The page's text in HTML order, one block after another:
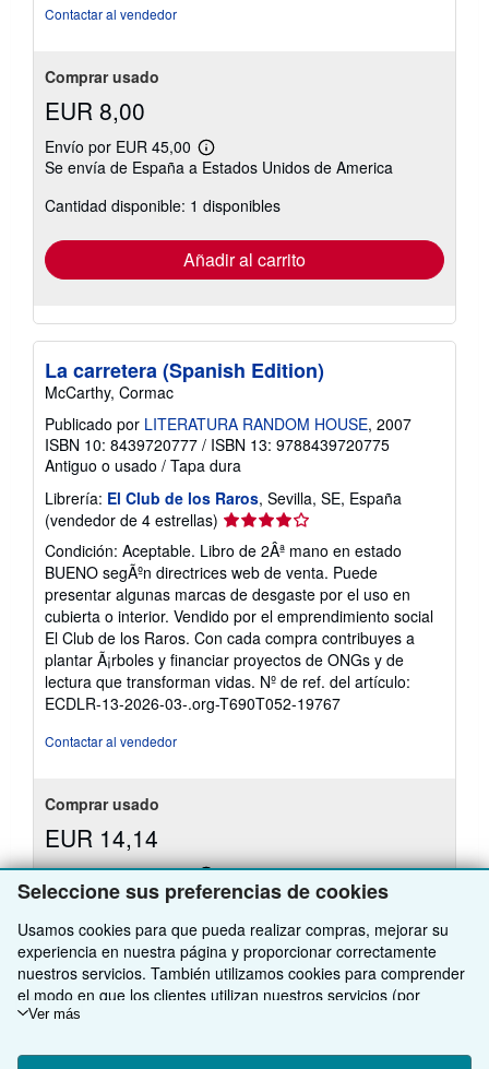
Seleccione sus preferencias de cookies
Usamos cookies para que pueda realizar compras, mejorar su
experiencia en nuestra página y proporcionar correctamente
nuestros servicios. También utilizamos cookies para comprender
el modo en que los clientes utilizan nuestros servicios (por
ejemplo, midiendo las visitas al sitio) y así poder realizar mejoras.
para mostrar contenido relevante en los anuncios y medir el
Ver más
Contactar al vendedor
Comprar usado
EUR 8,00
Envío por EUR 45,00
Más
información
las
tarifas
envío
Se envía de España a Estados Unidos de America
Cantidad disponible: 1 disponibles
Añadir al carrito
La carretera (Spanish Edition)
McCarthy, Cormac
Publicado por LITERATURA RANDOM HOUSE, 2007
ISBN 10: 8439720777 / ISBN 13: 9788439720775
Antiguo o usado / Tapa dura
Librería: El Club de los Raros, Sevilla, SE, España
(vendedor de 4 estrellas) Calificación
vendedor:
4
de
5
estrellas
Condición: Aceptable. Libro de 2Âª mano en estado
BUENO segÃºn directrices web de venta. Puede
presentar algunas marcas de desgaste por el uso en
cubierta o interior. Vendido por el emprendimiento social
El Club de los Raros. Con cada compra contribuyes a
plantar Ã¡rboles y financiar proyectos de ONGs y de
lectura que transforman vidas. Nº de ref. del artículo:
ECDLR-13-2026-03-.org-T690T052-19767
Contactar al vendedor
Comprar usado
EUR 14,14
Envío por EUR 97,10
información
las
tarifas
de
envío
Se envía de España a Estados Unidos de America
Cantidad disponible: 1 disponibles
Añadir al carrito